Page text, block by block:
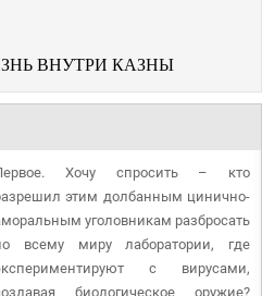
ВНУТРИ КАЗНЫ
Хочу спросить – кто
этим долбанным цинично-
уголовникам разбросать
всему миру лаборатории, где
с вирусами,
биологическое оружие?